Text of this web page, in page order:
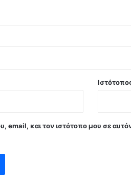
email, και τον ιστότοπο μου σε